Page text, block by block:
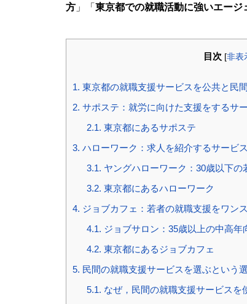
方 」「 東京都での就職活動に強いエージ
目次 [非表
1. 東京都の就職支援サービスを公共と民
2. サポステ：就労に向けた支援をするサ
2.1. 東京都にあるサポステ
3. ハローワーク：求人を紹介するサービス
3.1. ヤングハローワーク：30歳以下の
3.2. 東京都にあるハローワーク
4. ジョブカフェ：若者の就職支援をワン
4.1. ジョブサロン：35歳以上の中高年
4.2. 東京都にあるジョブカフェ
5. 民間の就職支援サービスを選ぶという
5.1. なぜ，民間の就職支援サービスを